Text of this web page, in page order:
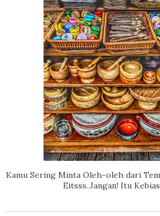
Kamu Sering Minta Oleh-oleh dari
Eitsss..Jangan! Itu